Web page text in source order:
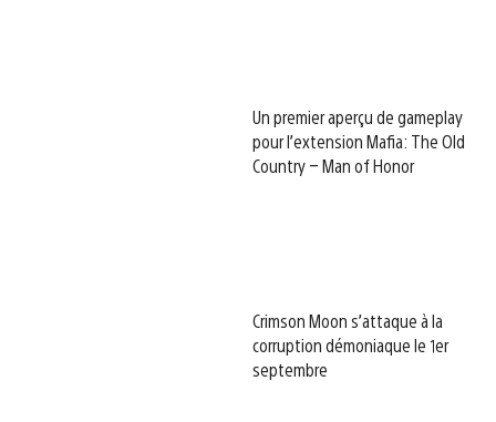
Un premier aperçu de gameplay
pour l’extension Mafia: The Old
Country – Man of Honor
Crimson Moon s’attaque à la
corruption démoniaque le 1er
septembre